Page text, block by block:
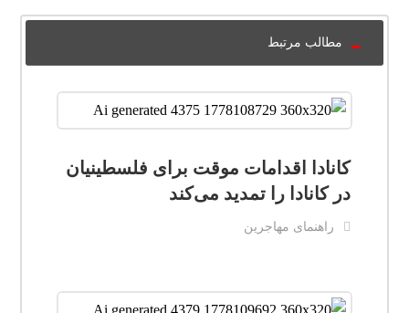
مطالب مرتبط
کانادا اقدامات موقت برای فلسطینیان
در کانادا را تمدید می‌کند
راهنمای مهاجرین